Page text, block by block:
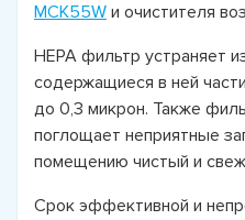
MCK55W и очистителя
HEPA фильтр устраняет
содержащиеся в ней
до 0,3 микрон. Также
поглощает неприятные
помещению чистый и
Срок эффективной и